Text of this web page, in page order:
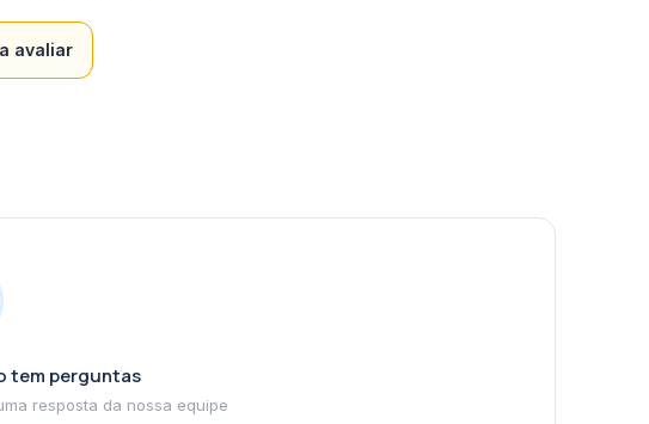
avaliar
tem perguntas